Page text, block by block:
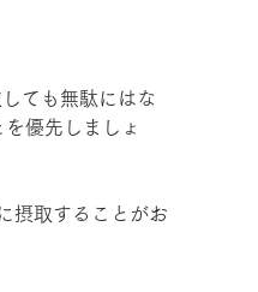
ても無駄にはな
優先しましょ
摂取することがお